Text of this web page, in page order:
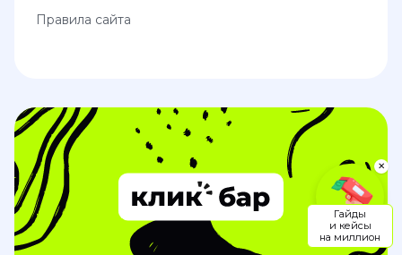
Правила сайта
✕
Гайды
и кейсы
на миллион